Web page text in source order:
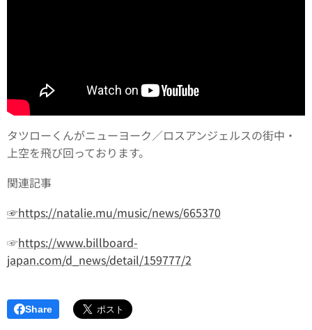
タツローくんがニューヨーク／ロスアンジェルスの街中・
上空を飛び回っております。
関連記事
☞https://natalie.mu/music/news/665370
☞https://www.billboard-
japan.com/d_news/detail/159777/2
Share